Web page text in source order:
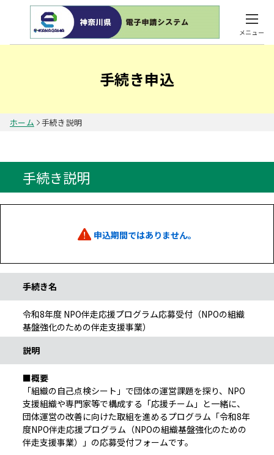
メニュー
手続き申込
ホーム 手続き説明
手続き説明
申込期間ではありません。
手続き名
令和8年度 NPO伴走応援プログラム応募受付（NPOの組織
基盤強化のための伴走支援事業）
説明
■概要
「組織の自己点検シート」で団体の運営課題を探り、NPO
支援組織や専門家等で構成する「応援チーム」と一緒に、
団体運営の改善に向けた取組を進めるプログラム「令和8年
度NPO伴走応援プログラム（NPOの組織基盤強化のための
伴走支援事業）」の応募受付フォームです。